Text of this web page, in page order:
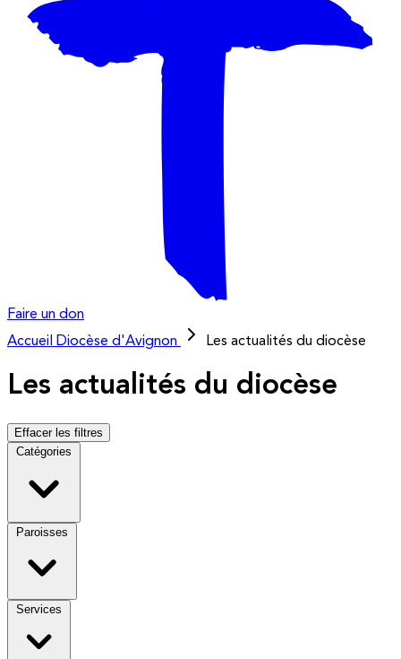
Faire un don
Accueil
Diocèse d'Avignon Les actualités du diocèse
Les actualités du diocèse
Effacer les filtres
Catégories
Paroisses
Services